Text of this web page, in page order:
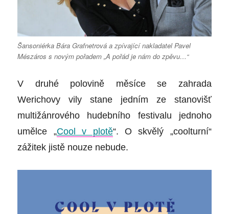
Šansoniérka Bára Grafnetrová a zpívající nakladatel Pavel
Mészáros s novým pořadem „A pořád je nám do zpěvu…“
V druhé polovině měsíce se zahrada
Werichovy vily stane jedním ze stanovišť
multižánrového hudebního festivalu jednoho
umělce
„Cool v plotě“. O skvělý „coolturní“
zážitek jistě nouze nebude.